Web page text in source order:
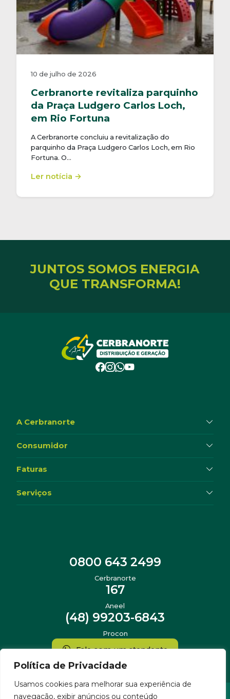
Política de Privacidade
Usamos cookies para melhorar sua experiência de
navegação, exibir anúncios ou conteúdo
10 de julho de 2026
Cerbranorte revitaliza parquinho
da Praça Ludgero Carlos Loch,
em Rio Fortuna
A Cerbranorte concluiu a revitalização do
parquinho da Praça Ludgero Carlos Loch, em Rio
Fortuna. O…
Ler notícia →
JUNTOS SOMOS ENERGIA
QUE TRANSFORMA!
A Cerbranorte
Consumidor
Faturas
Serviços
0800 643 2499
Cerbranorte
167
Aneel
(48) 99203-6843
Procon
Fale com um atendente